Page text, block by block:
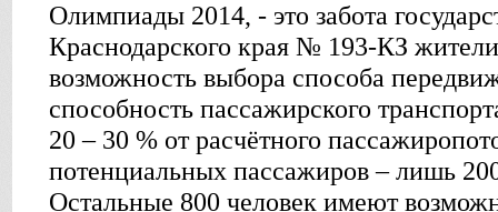
Олимпиады 2014, - это забота
Краснодарского края № 193-КЗ
возможность выбора способа
способность пассажирского
20 – 30 % от расчётного
потенциальных пассажиров – лишь
Остальные 800 человек имеют